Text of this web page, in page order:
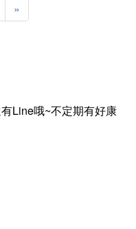
»
Line哦~不定期有好康